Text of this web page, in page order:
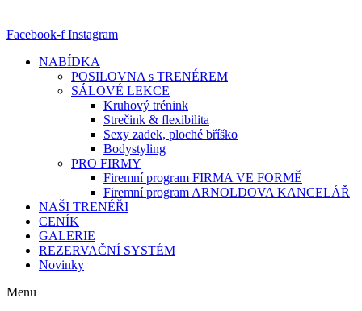
Facebook-f Instagram
NABÍDKA
POSILOVNA s TRENÉREM
SÁLOVÉ LEKCE
Kruhový trénink
Strečink & flexibilita
Sexy zadek, ploché bříško
Bodystyling
PRO FIRMY
Firemní program FIRMA VE FORMĚ
Firemní program ARNOLDOVA KANCELÁŘ
NAŠI TRENÉŘI
CENÍK
GALERIE
REZERVAČNÍ SYSTÉM
Novinky
Menu